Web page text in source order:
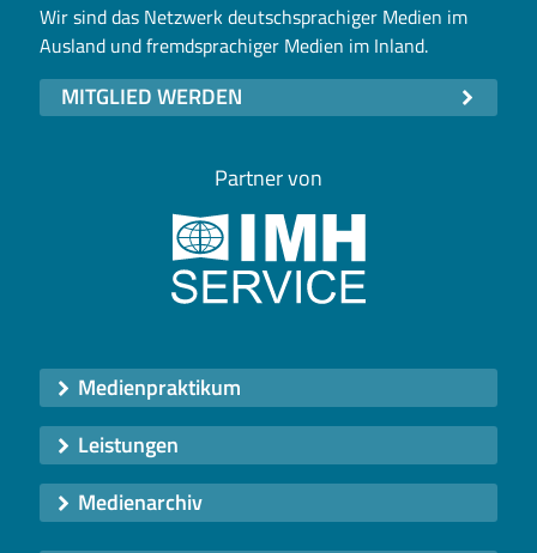
Wir sind das Netzwerk deutschsprachiger Medien im
Ausland und fremdsprachiger Medien im Inland.
MITGLIED WERDEN
Partner von
Medienpraktikum
Leistungen
Medienarchiv